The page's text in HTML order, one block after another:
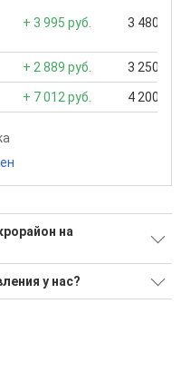
+ 3 995 руб. 3 480
+ 2 889 руб. 3 250
+ 7 012 руб. 4 200
на
56-й микрорайон?
новостройкам, для
у нас?